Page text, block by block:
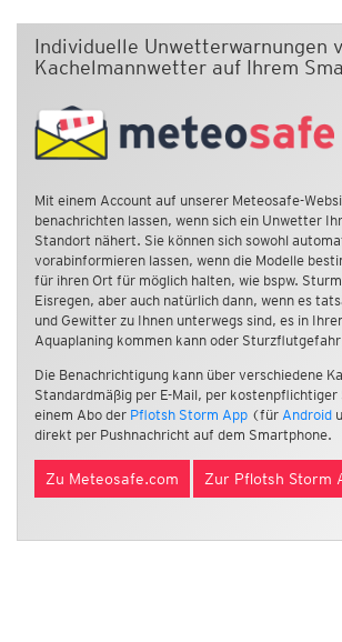
Individuelle Unwetterwarnungen
Kachelmannwetter auf Ihrem
Mit einem Account auf unserer Meteosafe-
benachrichten lassen, wenn sich ein Unwetter
Standort nähert. Sie können sich sowohl
vorabinformieren lassen, wenn die Modelle
für ihren Ort für möglich halten, wie bspw.
Eisregen, aber auch natürlich dann, wenn es
und Gewitter zu Ihnen unterwegs sind, es in
Aquaplaning kommen kann oder
Die Benachrichtigung kann über verschiedene
Standardmäßig per E-Mail, per kostenpflichtiger
einem Abo der Pflotsh Storm App (für Android
direkt per Pushnachricht auf dem Smartphone.
Zu Meteosafe.com Zur Pflotsh Storm